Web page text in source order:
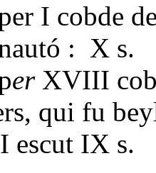
I cobde
: X s.
erXVIII
qui fu
IX s.